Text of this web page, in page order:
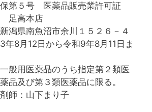
第５号 医薬品販売業許可証
足高本店
潟県南魚沼市余川１５２６－４
年8月12日から令和9年8月11日ま
般用医薬品のうち指定第２類医
品及び第３類医薬品に限る。
師：山下まり子